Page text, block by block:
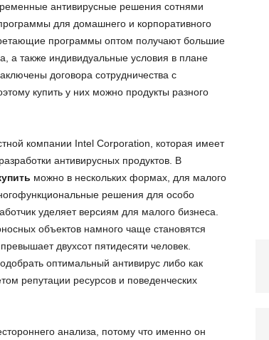
антивирусные решения сотнями
для домашнего и корпоративного
программы оптом получают большие
а также индивидуальные условия в плане
договора сотрудничества с
купить у них можно продукты разного
компании Intel Corporation, которая имеет
антивирусных продуктов. В
можно в нескольких формах, для малого
решения для особо
уделяет версиям для малого бизнеса.
объектов намного чаще становятся
двухсот пятидесяти человек.
оптимальный антивирус либо как
репутации ресурсов и поведенческих
анализа, потому что именно он